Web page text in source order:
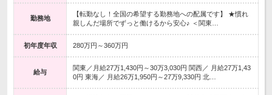
勤務地
【転勤なし！全国の希望する勤務地への配属です】 ★慣れ
親しんだ場所でずっと働けるから安心♪ ＜関東…
初年度年収 280万円～360万円
給与
関東／月給27万1,430円～30万3,030円 関西／ 月給27万1,43
0円 東海／ 月給26万1,950円～27万9,330円 北…